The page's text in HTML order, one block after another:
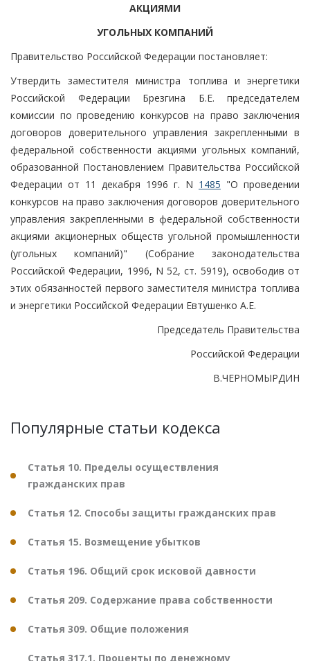
АКЦИЯМИ
УГОЛЬНЫХ КОМПАНИЙ
Правительство Российской Федерации постановляет:
Утвердить заместителя министра топлива и энергетики
Российской Федерации Брезгина Б.Е. председателем
комиссии по проведению конкурсов на право заключения
договоров доверительного управления закрепленными в
федеральной собственности акциями угольных компаний,
образованной Постановлением Правительства Российской
Федерации от 11 декабря 1996 г. N 1485 "О проведении
конкурсов на право заключения договоров доверительного
управления закрепленными в федеральной собственности
акциями акционерных обществ угольной промышленности
(угольных компаний)" (Собрание законодательства
Российской Федерации, 1996, N 52, ст. 5919), освободив от
этих обязанностей первого заместителя министра топлива
и энергетики Российской Федерации Евтушенко А.Е.
Председатель Правительства
Российской Федерации
В.ЧЕРНОМЫРДИН
Популярные статьи кодекса
Статья 10. Пределы осуществления
гражданских прав
Статья 12. Способы защиты гражданских прав
Статья 15. Возмещение убытков
Статья 196. Общий срок исковой давности
Статья 209. Содержание права собственности
Статья 309. Общие положения
Статья 317.1. Проценты по денежному